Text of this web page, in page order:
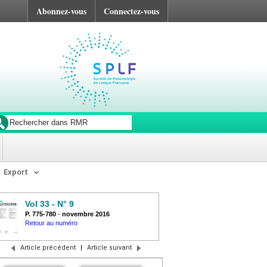
Abonnez-vous Connectez-vous
Export
Vol 33 - N° 9
P. 775-780 - novembre 2016
Retour au numéro
Article précédent | Article suivant